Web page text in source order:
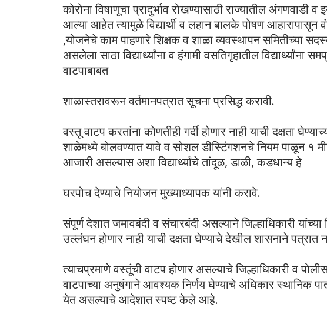
कोरोना विषाणूचा प्रादुर्भाव रोखण्यासाठी राज्यातील अंगणवाडी व
आल्या आहेत त्यामुळे विद्यार्थी व लहान बालके पोषण
,योजनेचे काम पाहणारे शिक्षक व शाळा व्यवस्थापन समितीच्या
असलेला साठा विद्यार्थ्यांना व हंगामी वसतिगृहातील
वाटपाबाबत
शाळास्तरावरून वर्तमानपत्रात सूचना प्रसिद्ध करावी.
वस्तू वाटप करतांना कोणतीही गर्दी होणार नाही याची दक्षता
शाळेमध्ये बोलवण्यात यावे व सोशल डीस्टिंगशनचे नियम पाळून १
आजारी असल्यास अशा विद्यार्थ्यांचे तांदूळ, डाळी, कडधान्य हे
घरपोच देण्याचे नियोजन मुख्याध्यापक यांनी करावे.
संपूर्ण देशात जमावबंदी व संचारबंदी असल्याने जिल्हाधिकारी
उल्लंघन होणार नाही याची दक्षता घेण्याचे देखील शासनाने
त्याचप्रमाणे वस्तूंची वाटप होणार असल्याचे जिल्हाधिकारी व
वाटपाच्या अनुषंगाने आवश्यक निर्णय घेण्याचे अधिकार स्थानिक
येत असल्याचे आदेशात स्पष्ट केले आहे.